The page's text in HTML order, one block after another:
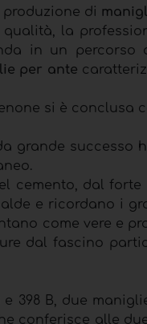
produzione di
la
in un
per ante
si è
grande
cemento, dal
e ricordano i
come vere e
dal fascino
398 B, due
conferisce alle